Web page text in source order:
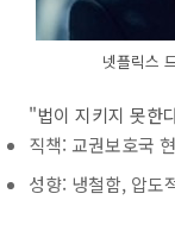
넷플릭스
"법이 지키지 못한
직책: 교권보호국
성향: 냉철함, 압도